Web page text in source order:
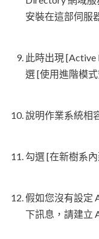
安裝在這部伺服
此時出現
選 [使用進階模
說明作業系統相
勾選 [在新樹系
假如您沒有設定
下訊息，請建立